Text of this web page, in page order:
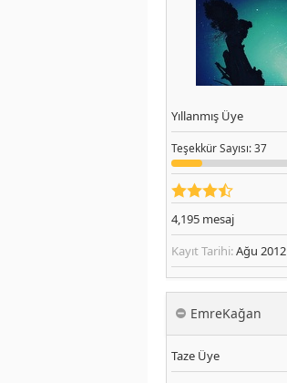
Yıllanmış Üye
TeşekkürSayısı: 37
4,195 mesaj
Kayıt Tarihi:Ağu 2012
EmreKağan
Taze Üye